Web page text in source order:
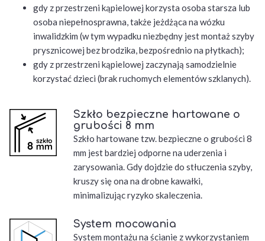
gdy z przestrzeni kąpielowej korzysta osoba starsza lub
osoba niepełnosprawna, także jeżdżąca na wózku
inwalidzkim (w tym wypadku niezbędny jest montaż szyby
prysznicowej bez brodzika, bezpośrednio na płytkach);
gdy z przestrzeni kąpielowej zaczynają samodzielnie
korzystać dzieci (brak ruchomych elementów szklanych).
Szkło bezpieczne hartowane o
grubości 8 mm
Szkło hartowane tzw. bezpieczne o grubości 8
mm jest bardziej odporne na uderzenia i
zarysowania. Gdy dojdzie do stłuczenia szyby,
kruszy się ona na drobne kawałki,
minimalizując ryzyko skaleczenia.
System mocowania
System montażu na ścianie z wykorzystaniem